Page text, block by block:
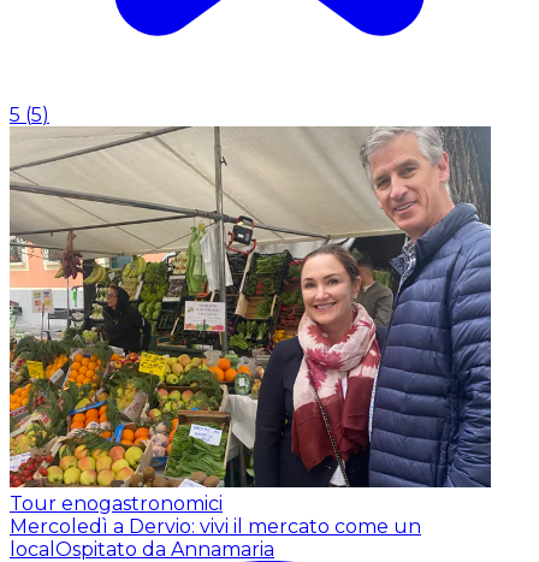
5 (5)
Tour enogastronomici
Mercoledì a Dervio: vivi il mercato come un
local Ospitato da Annamaria